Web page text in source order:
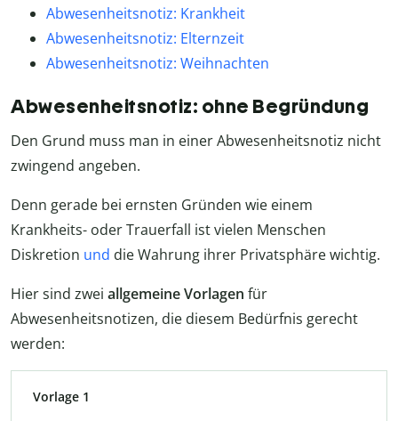
Abwesenheitsnotiz: Krankheit
Abwesenheitsnotiz: Elternzeit
Abwesenheitsnotiz: Weihnachten
Abwesenheitsnotiz: ohne Begründung
Den Grund muss man in einer Abwesenheitsnotiz nicht
zwingend angeben.
Denn gerade bei ernsten Gründen wie einem
Krankheits- oder Trauerfall ist vielen Menschen
Diskretion und die Wahrung ihrer Privatsphäre wichtig.
Hier sind zwei allgemeine Vorlagen für
Abwesenheitsnotizen, die diesem Bedürfnis gerecht
werden:
Vorlage 1